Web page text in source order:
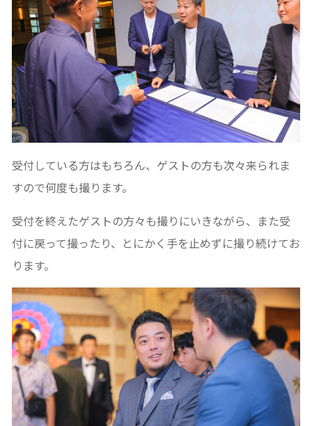
受付している方はもちろん、ゲストの方も次々来られま
すので何度も撮ります。
受付を終えたゲストの方々も撮りにいきながら、また受
付に戻って撮ったり、とにかく手を止めずに撮り続けてお
ります。